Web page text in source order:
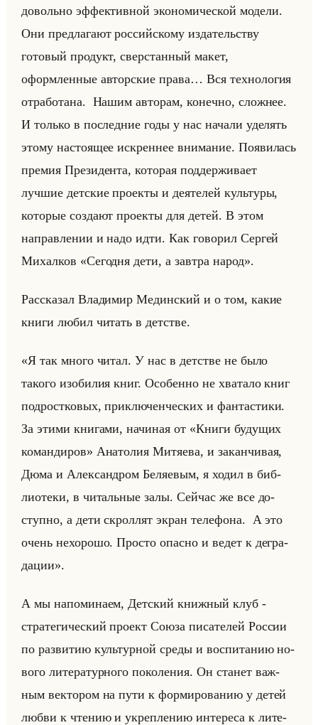
довольно эффективной экономической модели.
Они предлагают российскому издательству
готовый продукт, сверстанный макет,
оформленные авторские права… Вся технология
отработана. Нашим авторам, конечно, сложнее.
И только в последние годы у нас начали уделять
этому настоящее искреннее внимание. Появилась
премия Президента, которая поддерживает
лучшие детские проекты и деятелей культуры,
которые создают проекты для детей. В этом
направлении и надо идти. Как говорил Сергей
Михалков «Сегодня дети, а завтра народ».
Рас­ска­зал Вла­ди­мир Медин­ский и о том, какие
книги любил чи­тать в дет­стве.
«Я так много читал. У нас в детстве не было
такого изобилия книг. Особенно не хватало книг
подростковых, приключенческих и фантастики.
За этими книгами, начиная от «Книги будущих
командиров» Ана­то­лия Ми­тя­ева, и за­кан­чи­вая,
Дюма и Алек­сан­дром Бе­ля­евым, я ходил в биб­
лио­те­ки, в чи­тальные залы. Сейчас же все до­
ступ­но, а дети скрол­лят экран те­ле­фо­на. А это
очень нехо­ро­шо. Про­сто опас­но и ведет к де­гра­
да­ции».
А мы на­по­ми­на­ем, Дет­ский книж­ный клуб -
стра­те­ги­че­ский про­ект Союза пи­са­те­лей Рос­сии
по раз­ви­тию культур­ной среды и вос­пи­та­нию но­
во­го ли­те­ра­тур­но­го по­ко­ле­ния. Он ста­нет важ­
ным век­то­ром на пути к фор­ми­ро­ва­нию у детей
любви к чте­нию и укреп­ле­нию ин­те­ре­са к ли­те­